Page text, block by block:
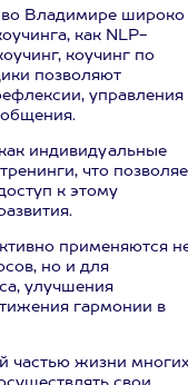
во Владимире широко
как NLP-
коучинг по
позволяют
управления
индивидуальные
что
к этому
применяются
но и для
улучшения
гармонии в
частью жизни